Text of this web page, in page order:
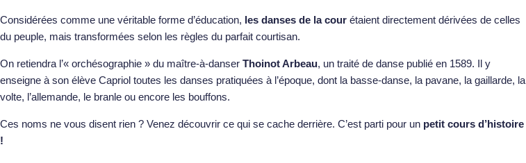
Considérées comme une véritable forme d’éducation, les danses de la cour étaient directement dérivées de celles
du peuple, mais transformées selon les règles du parfait courtisan.
On retiendra l’« orchésographie » du maître-à-danser Thoinot Arbeau, un traité de danse publié en 1589. Il y
enseigne à son élève Capriol toutes les danses pratiquées à l’époque, dont la basse-danse, la pavane, la gaillarde, la
volte, l’allemande, le branle ou encore les bouffons.
Ces noms ne vous disent rien ? Venez découvrir ce qui se cache derrière. C’est parti pour un petit cours d’histoire
!